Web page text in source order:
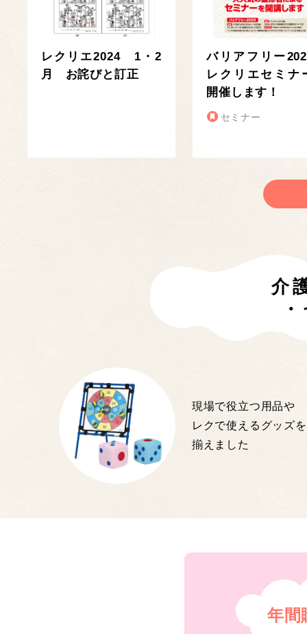
レクリエ2024 1・2
月 お詫びと訂正
バリアフリー
レクリエセミナ
開催します！
セミナー
介
現場で役立つ用品や
レクで使えるグッズを
揃えました
年間